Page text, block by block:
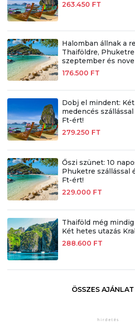
263.450 FT
Halomban állnak a
Thaiföldre,
szeptember és
176.500 FT
Dobj el mindent:
medencés
Ft-ért!
279.250 FT
Őszi szünet: 10
Phuketre szállással
Ft-ért!
229.000 FT
Thaiföld még
Két hetes utazás
288.600 FT
ÖSSZES AJÁNLAT